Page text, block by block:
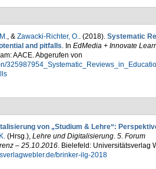
, & Zawacki-Richter, O.. (2018). Systematic
and pitfalls. In EdMedia + Innovate
AACE. Abgerufen von
von „Studium & Lehre“:
(Hrsg.), Lehre und Digitalisierung. 5. Forum
– 25.10.2016. Bielefeld: Universitätsverlag
brinker-ilg-2018